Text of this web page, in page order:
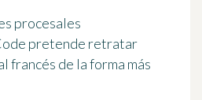
procesales
pretende retratar
francés de la forma más